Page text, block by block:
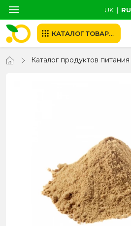
UK ∣ RU
КАТАЛОГ ТОВАРОВ
Каталог продуктов питания